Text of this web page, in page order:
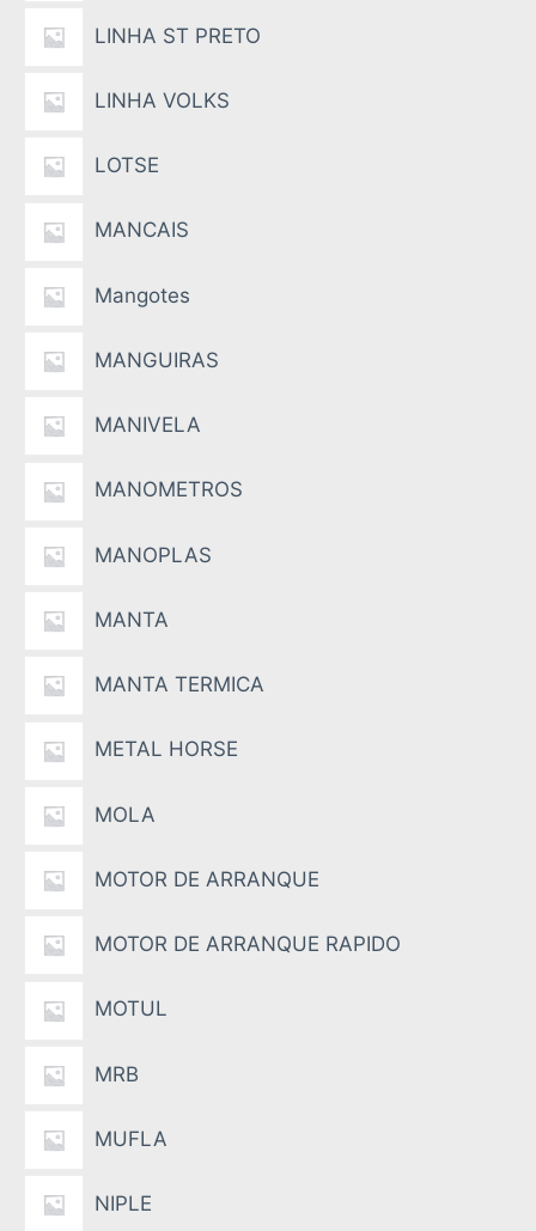
LINHA ST PRETO
LINHA VOLKS
LOTSE
MANCAIS
Mangotes
MANGUIRAS
MANIVELA
MANOMETROS
MANOPLAS
MANTA
MANTA TERMICA
METAL HORSE
MOLA
MOTOR DE ARRANQUE
MOTOR DE ARRANQUE RAPIDO
MOTUL
MRB
MUFLA
NIPLE